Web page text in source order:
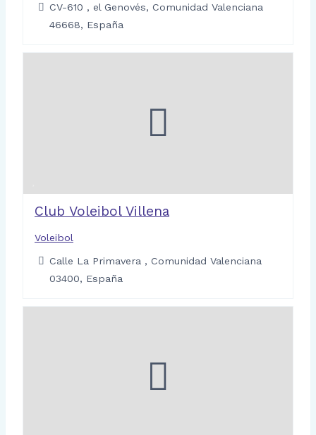
CV-610 , el Genovés, Comunidad Valenciana
46668, España
Club Voleibol Villena
Voleibol
Calle La Primavera , Comunidad Valenciana
03400, España